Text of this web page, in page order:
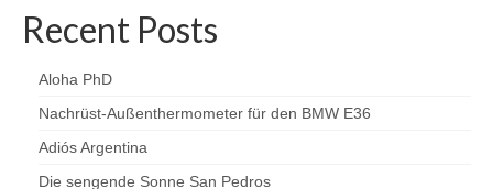
Recent Posts
Aloha PhD
Nachrüst-Außenthermometer für den BMW E36
Adiós Argentina
Die sengende Sonne San Pedros